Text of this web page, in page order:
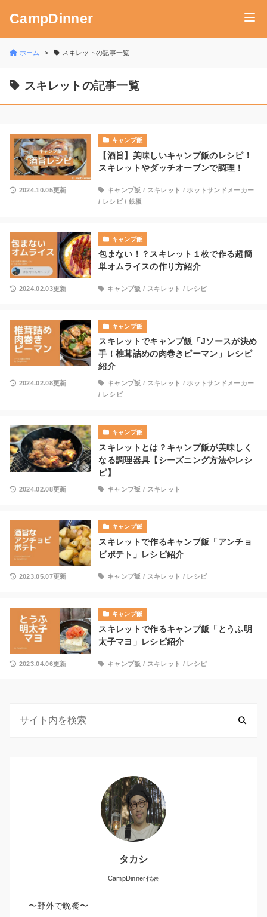
CampDinner
ホーム スキレットの記事一覧
スキレットの記事一覧
キャンプ飯
【酒旨】美味しいキャンプ飯のレシピ！
スキレットやダッチオーブンで調理！
2024.10.05更新 キャンプ飯 / スキレット / ホットサンドメーカー
/ レシピ/ 鉄板
キャンプ飯
包まない！？スキレット１枚で作る超簡
単オムライスの作り方紹介
2024.02.03更新 キャンプ飯 / スキレット / レシピ
キャンプ飯
スキレットでキャンプ飯「Jソースが決め
手！椎茸詰めの肉巻きピーマン」レシピ
紹介
2024.02.08更新 キャンプ飯 / スキレット /ホットサンドメーカー
/ レシピ
キャンプ飯
スキレットとは？キャンプ飯が美味しく
なる調理器具【シーズニング方法やレシ
ピ】
2024.02.08更新 キャンプ飯 / スキレット
キャンプ飯
スキレットで作るキャンプ飯「アンチョ
ビポテト」レシピ紹介
2023.05.07更新 キャンプ飯 / スキレット / レシピ
キャンプ飯
スキレットで作るキャンプ飯「とうふ明
太子マヨ」レシピ紹介
2023.04.06更新 キャンプ飯 / スキレット / レシピ
タカシ
CampDinner代表
〜野外で晩餐〜